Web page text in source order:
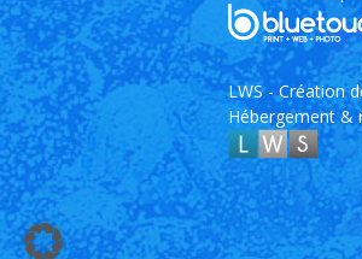
LWS - Création
Hébergement &